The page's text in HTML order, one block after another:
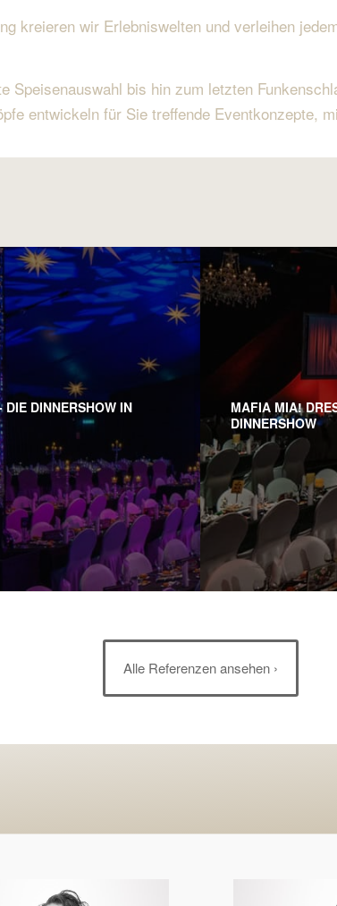
kreieren wir Erlebniswelten und verleihen
Speisenauswahl bis hin zum letzten
entwickeln für Sie treffende Eventkonzepte,
DIE DINNERSHOW IN
MAFIA MIA!
DINNERSHOW
Alle Referenzen ansehen ›